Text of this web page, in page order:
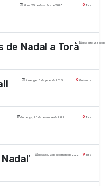
dilluns, 25 de desembre de 2023 Torà
de Nadal a Torà dissabte, 23 de
diumenge, 8 de gener de 2023 Guissona
diumenge, 25 de desembre de 2022 Torà
dissabte, 3 de desembre de 2022 Torà